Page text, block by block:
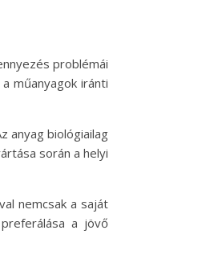
problémái
műanyagok iránti
anyag biológiailag
során a helyi
nemcsak a saját
a jövő